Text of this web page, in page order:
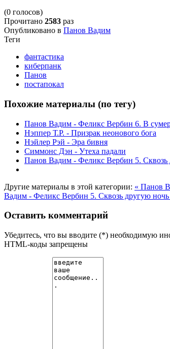
(0 голосов)
Прочитано 2583 раз
Опубликовано в Панов Вадим
Теги
фантастика
киберпанк
Панов
постапокал
Похожие материалы (по тегу)
Панов Вадим - Феликс Вербин 6. В
Нэппер Т.Р. - Призрак неонового бога
Нэйлер Рэй - Эра бивня
Симмонс Дэн - Утеха падали
Панов Вадим - Феликс Вербин 5. Сквозь
Другие материалы в этой категории: « Панов
Вадим - Феликс Вербин 5. Сквозь другую ночь
Оставить комментарий
Убедитесь, что вы вводите (*) необходимую
HTML-коды запрещены